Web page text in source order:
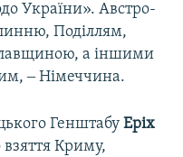
України». Австро-
Поділлям,
а іншими
‒ Німеччина.
Генштабу Еріх
взяття Криму,